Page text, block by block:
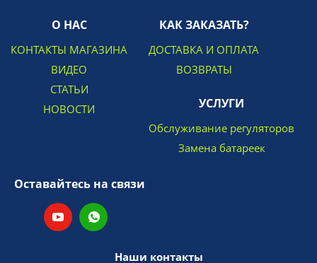
О НАС
КОНТАКТЫ МАГАЗИНА
ВИДЕО
СТАТЬИ
НОВОСТИ
КАК ЗАКАЗАТЬ?
ДОСТАВКА И ОПЛАТА
ВОЗВРАТЫ
УСЛУГИ
Обслуживание регуляторов
Замена батареек
Оставайтесь на связи
Наши контакты